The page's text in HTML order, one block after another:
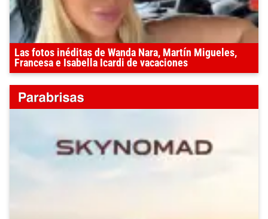
Las fotos inéditas de Wanda Nara, Martín Migueles,
Francesa e Isabella Icardi de vacaciones